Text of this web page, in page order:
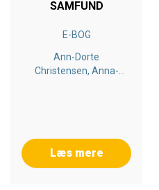
SAMFUND
E-BOG
Ann-Dorte
Christensen, Anna-
Læs mere